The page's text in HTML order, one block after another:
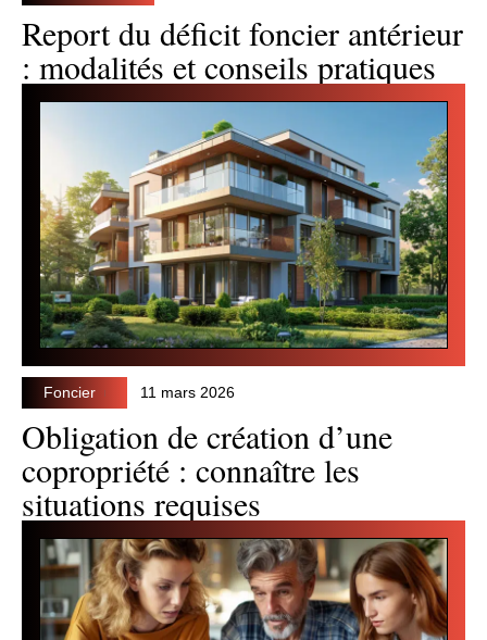
Report du déficit foncier antérieur
: modalités et conseils pratiques
Foncier 11 mars 2026
Obligation de création d’une
copropriété : connaître les
situations requises